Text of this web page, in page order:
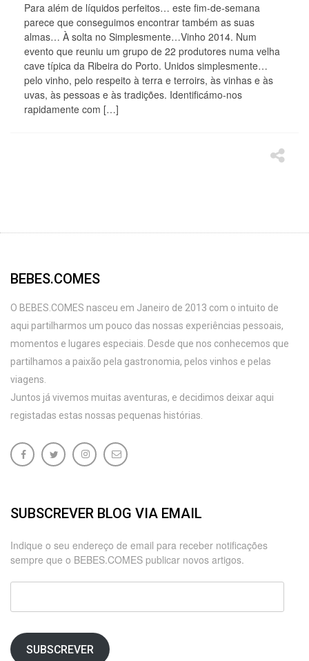
Para além de líquidos perfeitos… este fim-de-semana
parece que conseguimos encontrar também as suas
almas… À solta no Simplesmente…Vinho 2014. Num
evento que reuniu um grupo de 22 produtores numa velha
cave típica da Ribeira do Porto. Unidos simplesmente…
pelo vinho, pelo respeito à terra e terroirs, às vinhas e às
uvas, às pessoas e às tradições. Identificámo-nos
rapidamente com […]
BEBES.COMES
O BEBES.COMES nasceu em Janeiro de 2013 com o intuito de
aqui partilharmos um pouco das nossas experiências pessoais,
momentos e lugares especiais. Desde que nos conhecemos que
partilhamos a paixão pela gastronomia, pelos vinhos e pelas
viagens.
Juntos já vivemos muitas aventuras, e decidimos deixar aqui
registadas estas nossas pequenas histórias.
SUBSCREVER BLOG VIA EMAIL
Indique o seu endereço de email para receber notificações
sempre que o BEBES.COMES publicar novos artigos.
SUBSCREVER